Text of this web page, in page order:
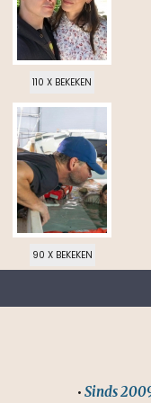
110 X BEKEKEN
90 X BEKEKEN
• Sinds